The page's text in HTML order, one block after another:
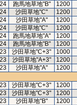
跑馬地草地"B" 1200
沙田草地"C" 1200
沙田草地"A" 1200
沙田草地"C" 1200
跑馬地草地"A" 1200
跑馬地草地"B" 1200
沙田草地"C+3" 1000
沙田草地"A+3" 1200
沙田草地"A" 1200
沙田草地"C+3" 1200
沙田草地"C+3" 1200
沙田草地"B" 1200